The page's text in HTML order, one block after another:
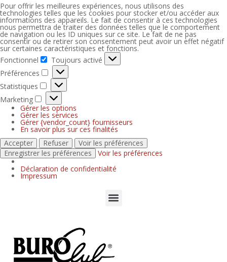
Pour offrir les meilleures expériences, nous utilisons des
technologies telles que les cookies pour stocker et/ou accéder aux
informations des appareils. Le fait de consentir à ces technologies
nous permettra de traiter des données telles que le comportement
de navigation ou les ID uniques sur ce site. Le fait de ne pas
consentir ou de retirer son consentement peut avoir un effet négatif
sur certaines caractéristiques et fonctions.
Fonctionnel
Toujours activé
Préférences
Statistiques
Marketing
Gérer les options
Gérer les services
Gérer {vendor_count} fournisseurs
En savoir plus sur ces finalités
Accepter
Refuser
Voir les préférences
Enregistrer les préférences
Voir les préférences
Déclaration de confidentialité
Impressum